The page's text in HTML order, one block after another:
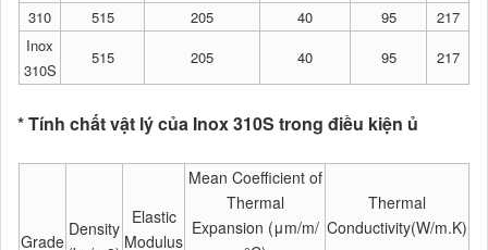
310
515 205 40 95
217
Inox
310S
515 205 40 95 217
* Tính chất vật lý của Inox 310S trong điều kiện ủ
Grade
Density
Elastic
Modulus
Mean Coefficient of
Thermal
Expansion (μm/m/
Thermal
Conductivity(W/m.K)